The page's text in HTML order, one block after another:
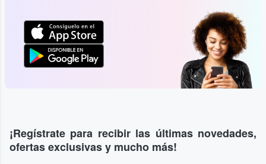
¡Regístrate para recibir las últimas novedades,
ofertas exclusivas y mucho más!